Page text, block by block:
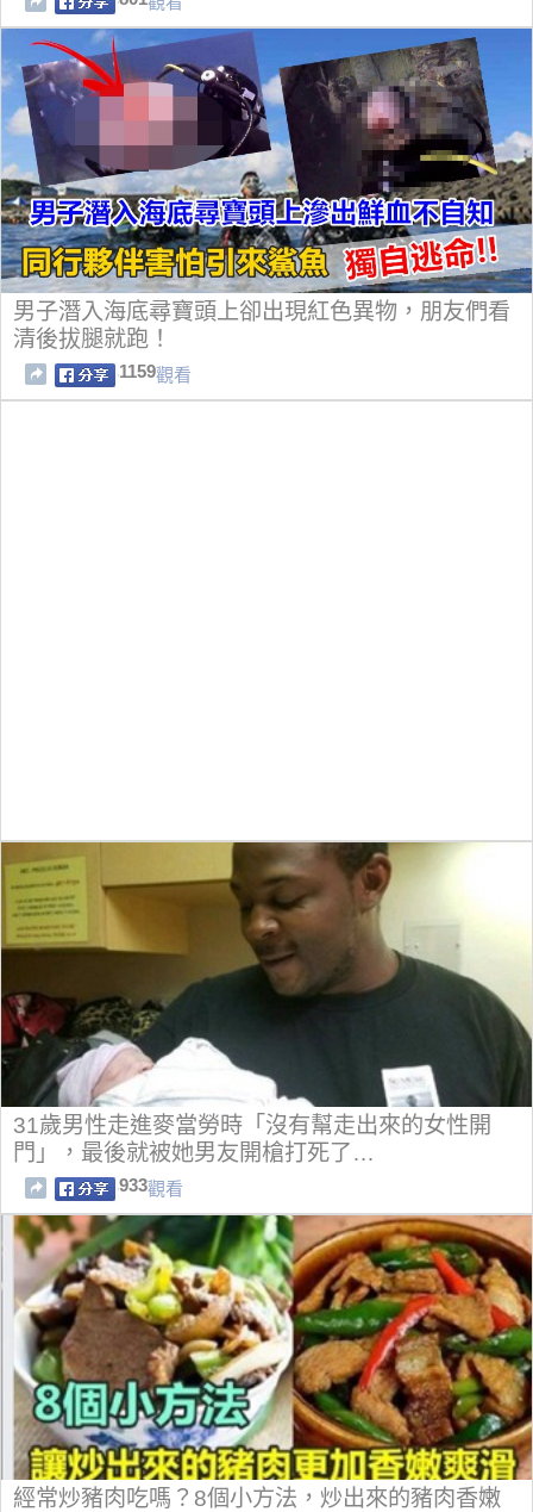
男子潛入海底尋寶頭上卻出現紅色異物，朋友們看
清後拔腿就跑！
1159觀看
31歲男性走進麥當勞時「沒有幫走出來的女性開
門」，最後就被她男友開槍打死了…
933觀看
經常炒豬肉吃嗎？8個小方法，炒出來的豬肉香嫩